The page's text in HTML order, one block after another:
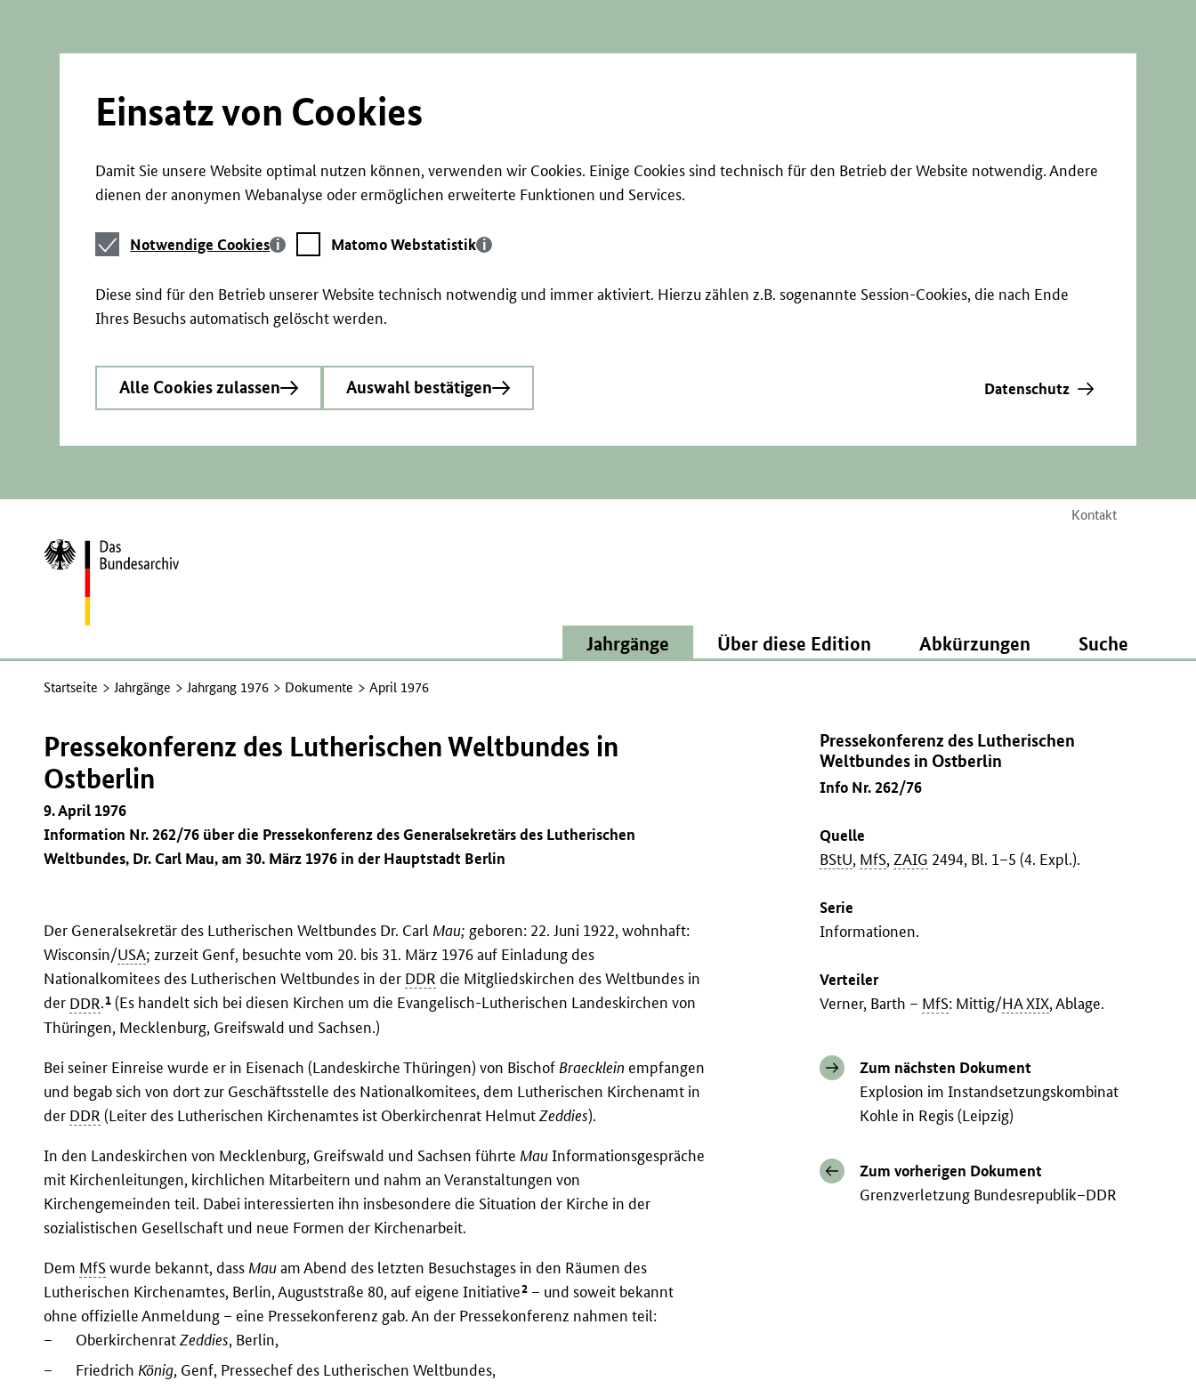
Einsatz von Cookies
Damit Sie unsere Website optimal nutzen können, verwenden wir Cookies. Einige Cookies sind technisch für den Betrieb der Website notwendig. Andere
dienen der anonymen Webanalyse oder ermöglichen erweiterte Funktionen und Services.
Notwendige
Cookies
Notwendige Cookies
Matomo
Webstatistik
Matomo Webstatistik
Diese sind für den Betrieb unserer Website technisch notwendig und immer aktiviert. Hierzu zählen z.B. sogenannte Session-Cookies, die nach Ende
Ihres Besuchs automatisch gelöscht werden.
Alle Cookies zulassen Auswahl bestätigen Datenschutz
Kontakt
Zur
Startseite
Jahrgänge Über diese Edition Abkürzungen Suche
Startseite Jahrgänge Jahrgang 1976 Dokumente April 1976
Pressekonferenz des Lutherischen
Weltbundes in Ostberlin
Info Nr. 262/76
Quelle
BStU, MfS,ZAIG 2494, Bl. 1–5 (4. Expl.).
Serie
Informationen.
Verteiler
Verner, Barth – MfS: Mittig/HA XIX, Ablage.
Zum nächsten Dokument
Explosion im Instandsetzungskombinat
Kohle in Regis (Leipzig)
Zum vorherigen Dokument
Grenzverletzung Bundesrepublik–DDR
Pressekonferenz des Lutherischen Weltbundes in
Ostberlin
9. April 1976
Information Nr. 262/76 über die Pressekonferenz des Generalsekretärs des Lutherischen
Weltbundes, Dr. Carl Mau, am 30. März 1976 in der Hauptstadt Berlin
Der Generalsekretär des Lutherischen Weltbundes Dr. Carl Mau; geboren: 22. Juni 1922, wohnhaft:
Wisconsin/USA; zurzeit Genf, besuchte vom 20. bis 31. März 1976 auf Einladung des
Nationalkomitees des Lutherischen Weltbundes in der DDR die Mitgliedskirchen des Weltbundes in
der DDR.1 (Es handelt sich bei diesen Kirchen um die Evangelisch-Lutherischen Landeskirchen von
Thüringen, Mecklenburg, Greifswald und Sachsen.)
Bei seiner Einreise wurde er in Eisenach (Landeskirche Thüringen) von Bischof Braecklein empfangen
und begab sich von dort zur Geschäftsstelle des Nationalkomitees, dem Lutherischen Kirchenamt in
der DDR (Leiter des Lutherischen Kirchenamtes ist Oberkirchenrat HelmutZeddies).
In den Landeskirchen von Mecklenburg, Greifswald und Sachsen führte MauInformationsgespräche
mit Kirchenleitungen, kirchlichen Mitarbeitern und nahm an Veranstaltungen von
Kirchengemeinden teil. Dabei interessierten ihn insbesondere die Situation der Kirche in der
sozialistischen Gesellschaft und neue Formen der Kirchenarbeit.
Dem MfSwurde bekannt, dass Mauam Abend des letzten Besuchstages in den Räumen des
Lutherischen Kirchenamtes, Berlin, Auguststraße 80, auf eigene Initiative2 – und soweit bekannt
ohne offizielle Anmeldung – eine Pressekonferenz gab. An der Pressekonferenz nahmen teil:
–
OberkirchenratZeddies, Berlin,
–
Friedrich König, Genf, Pressechef des Lutherischen Weltbundes,